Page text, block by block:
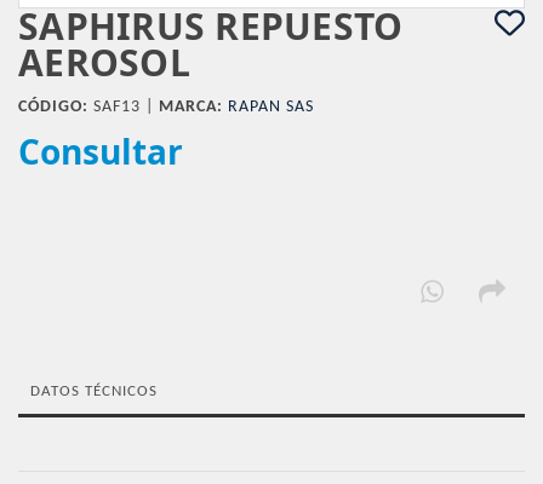
SAPHIRUS REPUESTO
AEROSOL
CÓDIGO: SAF13 | MARCA: RAPAN SAS
Consultar
DATOS TÉCNICOS